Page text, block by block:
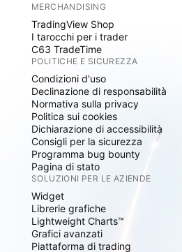
MERCHANDISING
TradingView Shop
I tarocchi per i trader
C63 TradeTime
POLITICHE E SICUREZZA
Condizioni d'uso
Declinazione di responsabilità
Normativa sulla privacy
Politica sui cookies
Dichiarazione di accessibilità
Consigli per la sicurezza
Programma bug bounty
Pagina di stato
SOLUZIONI PER LE AZIENDE
Widget
Librerie grafiche
Lightweight Charts™
Grafici avanzati
Piattaforma di trading